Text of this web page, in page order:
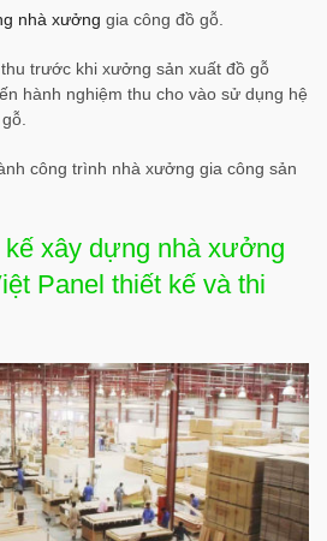
nhà xưởng gia công đồ gỗ.
trước khi xưởng sản xuất đồ gỗ
hành nghiệm thu cho vào sử dụng hệ
công trình nhà xưởng gia công sản
kế xây dựng nhà xưởng
Panel thiết kế và thi